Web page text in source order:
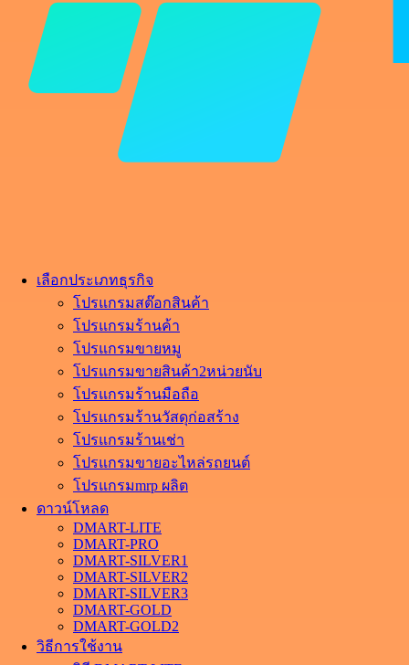
เลือกประเภทธุรกิจ
โปรแกรมสต๊อกสินค้า
โปรแกรมร้านค้า
โปรแกรมขายหมู
โปรแกรมขายสินค้า2หน่วยนับ
โปรแกรมร้านมือถือ
โปรแกรมร้านวัสดุก่อสร้าง
โปรแกรมร้านเช่า
โปรแกรมขายอะไหล่รถยนต์
โปรแกรมmrp ผลิต
ดาวน์โหลด
DMART-LITE
DMART-PRO
DMART-SILVER1
DMART-SILVER2
DMART-SILVER3
DMART-GOLD
DMART-GOLD2
วิธีการใช้งาน